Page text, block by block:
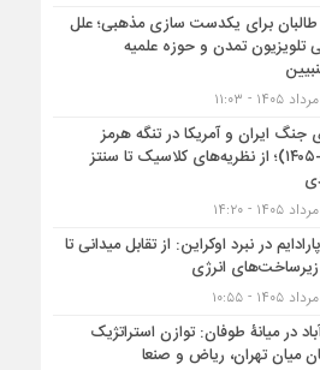
برای یکدست سازی مذهبی؛ علل
تلویزیون تمدن و حوزه علمیه
جنگ ایران و آمریکا در تنگه هرمز
(۱۴۰۴-۱۴۰۵)؛ از نظریه‌های کلاسیک تا سنتز
در نبرد اوکراین: از تقابل میدانی تا
انرژی
در میانۀ طوفان: توازن استراتژیک
میان تهران، ریاض و صنعا